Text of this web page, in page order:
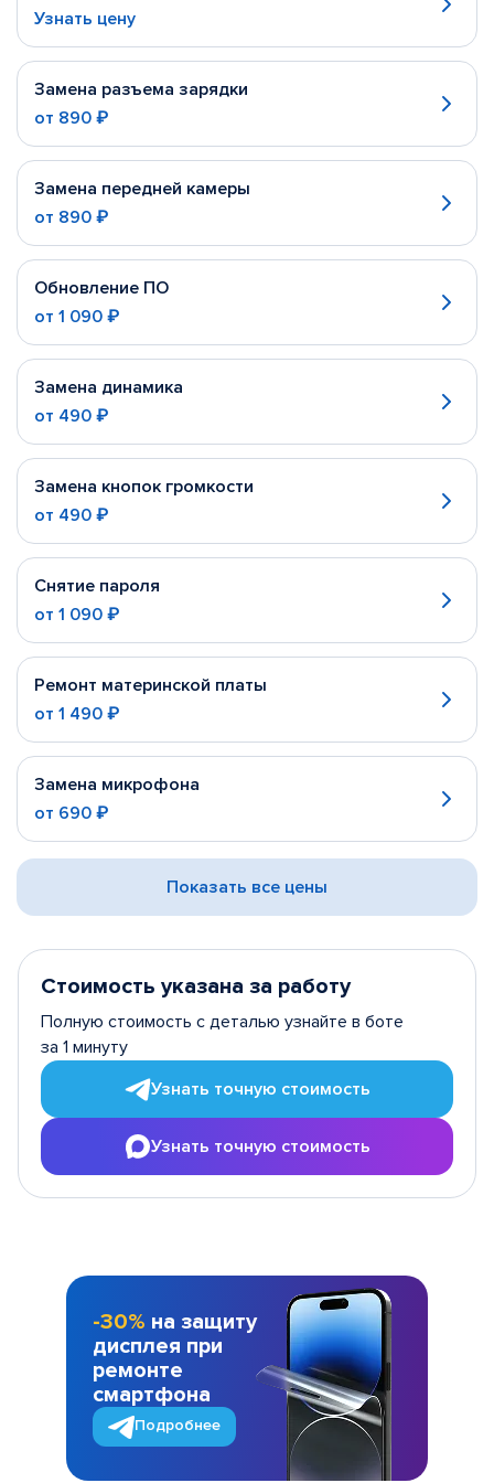
Узнать цену
Замена разъема зарядки
от 890 ₽
Замена передней камеры
от 890 ₽
Обновление ПО
от 1 090 ₽
Замена динамика
от 490 ₽
Замена кнопок громкости
от 490 ₽
Снятие пароля
от 1 090 ₽
Ремонт материнской платы
от 1 490 ₽
Замена микрофона
от 690 ₽
Показать все цены
Стоимость указана за работу
Полную стоимость с деталью узнайте в боте
за 1 минуту
Узнать точную стоимость
Узнать точную стоимость
-30% на защиту
дисплея при
ремонте
смартфона
Подробнее